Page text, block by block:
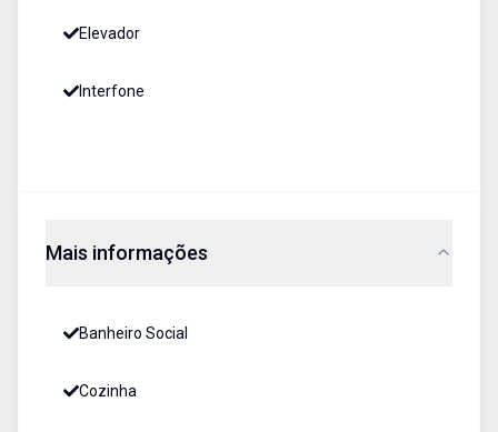
Elevador
Interfone
Mais informações
Banheiro Social
Cozinha